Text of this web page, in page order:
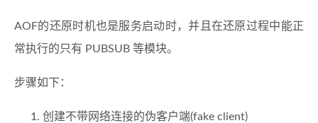
AOF的还原时机也是服务启动时，并且在还原过程中能正
常执行的只有 PUBSUB 等模块。
步骤如下：
创建不带网络连接的伪客户端(fake client)